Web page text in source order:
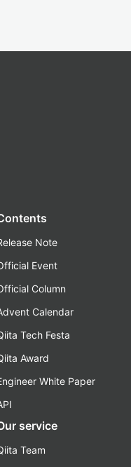
Note
Event
Column
Calendar
Tech Festa
Award
White Paper
service
Team